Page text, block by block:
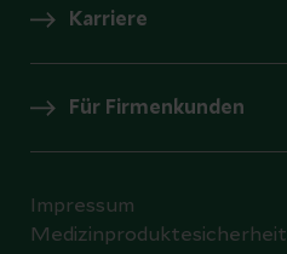
Karriere
Für Firmenkunden
Impressum
Medizinproduktesicherheit